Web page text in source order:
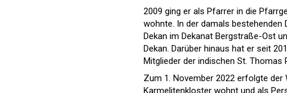
2009 ging er als Pfarrer in die
wohnte. In der damals
Dekan im Dekanat Bergstraße-Ost
Dekan. Darüber hinaus hat er seit
Mitglieder der indischen St. Thomas
Zum 1. November 2022 erfolgte
Karmelitenkloster wohnt und als